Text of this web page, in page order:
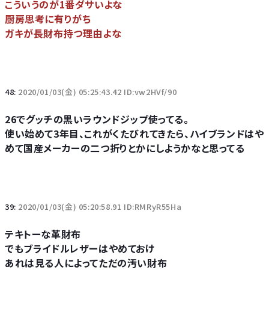
こういうのが1番ダサいよな
厨房思考に有りがち
ガキが長財布持つ理由よな
48: 2020/01/03(金) 05:25:43.42 ID:vw2HVf/90
26でグッチの黒いラウンドジップ使ってる。
使い始めて3年目、これがくたびれてきたら、ハイブランドはや
めて国産メーカーの二つ折りとかにしようかなと思ってる
39: 2020/01/03(金) 05:20:58.91 ID:RMRyR55Ha
テキトーな革財布
でもブライドルレザーはやめておけ
あれは見る人によってただの汚い財布